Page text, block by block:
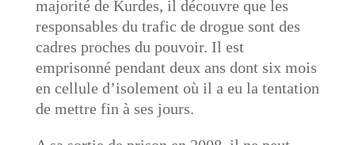
majorité de Kurdes, il découvre que les
responsables du trafic de drogue sont des
cadres proches du pouvoir. Il est
emprisonné pendant deux ans dont six mois
en cellule d’isolement où il a eu la tentation
de mettre fin à ses jours.